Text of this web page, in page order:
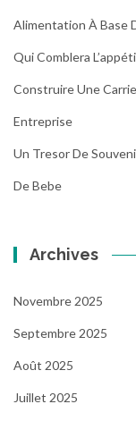
Alimentation À Base
Qui Comblera
Construire Une
Entreprise
Un Tresor De
De Bebe
Archives
Novembre 2025
Septembre 2025
Août 2025
Juillet 2025